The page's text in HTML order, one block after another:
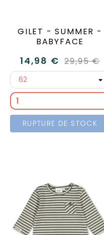
GILET - SUMMER -
BABYFACE
14,98 € 29,95 €
RUPTURE DE STOCK